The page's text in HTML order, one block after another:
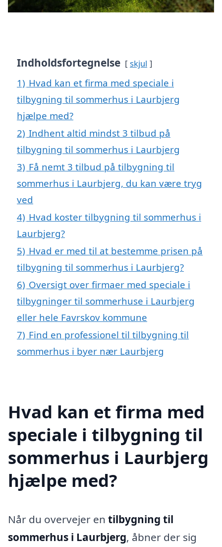
Indholdsfortegnelse skjul
1) Hvad kan et firma med speciale i
tilbygning til sommerhus i Laurbjerg
hjælpe med?
2) Indhent altid mindst 3 tilbud på
tilbygning til sommerhus i Laurbjerg
3) Få nemt 3 tilbud på tilbygning til
sommerhus i Laurbjerg, du kan være tryg
ved
4) Hvad koster tilbygning til sommerhus i
Laurbjerg?
5) Hvad er med til at bestemme prisen på
tilbygning til sommerhus i Laurbjerg?
6) Oversigt over firmaer med speciale i
tilbygninger til sommerhuse i Laurbjerg
eller hele Favrskov kommune
7) Find en professionel til tilbygning til
sommerhus i byer nær Laurbjerg
Hvad kan et firma med
speciale i tilbygning til
sommerhus i Laurbjerg
hjælpe med?
Når du overvejer en tilbygning til
sommerhus i Laurbjerg, åbner der sig